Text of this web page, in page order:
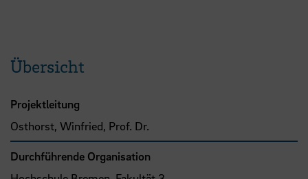
Übersicht
Projektleitung
Osthorst, Winfried, Prof. Dr.
Durchführende Organisation